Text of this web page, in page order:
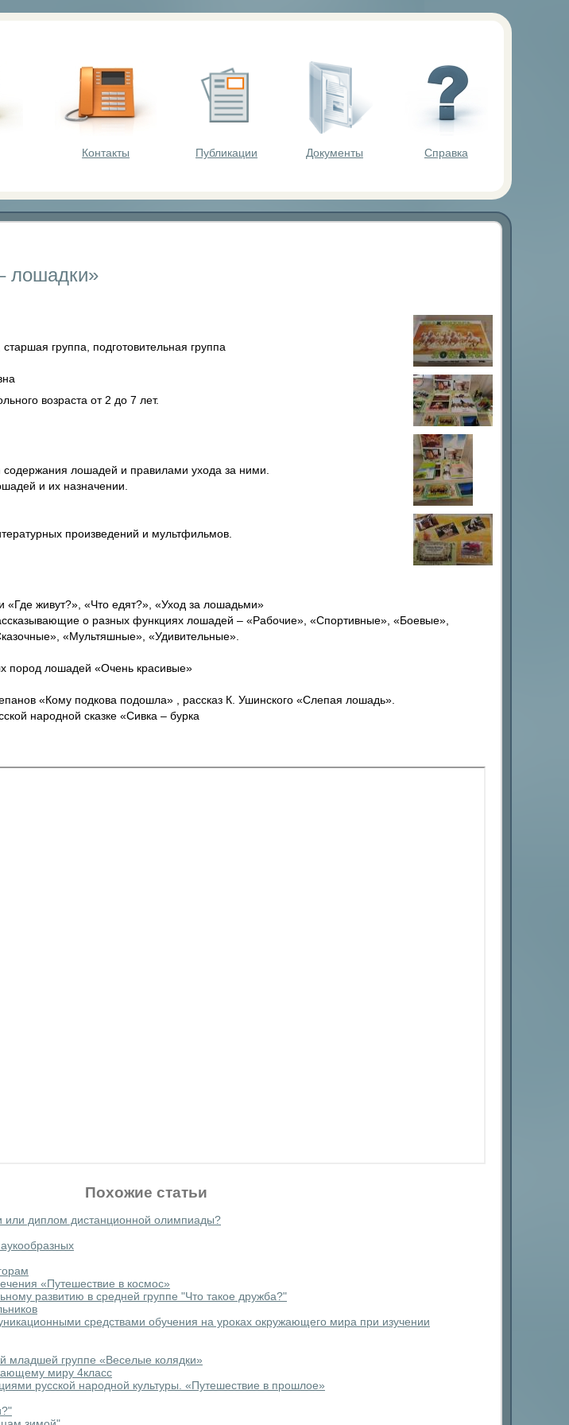
Контакты Публикации Документы Справка
лошадки»
группа, подготовительная группа
возраста от 2 до 7 лет.
содержания лошадей и правилами ухода за ними.
и их назначении.
произведений и мультфильмов.
живут?», «Что едят?», «Уход за лошадьми»
о разных функциях лошадей – «Рабочие», «Спортивные», «Боевые»,
«Мультяшные», «Удивительные».
пород лошадей «Очень красивые»
«Кому подкова подошла» , рассказ К. Ушинского «Слепая лошадь».
народной сказке «Сивка – бурка
Похожие статьи
или диплом дистанционной олимпиады?
«Путешествие в космос»
развитию в средней группе "Что такое дружба?"
средствами обучения на уроках окружающего мира при изучении
младшей группе «Веселые колядки»
миру 4класс
русской народной культуры. «Путешествие в прошлое»